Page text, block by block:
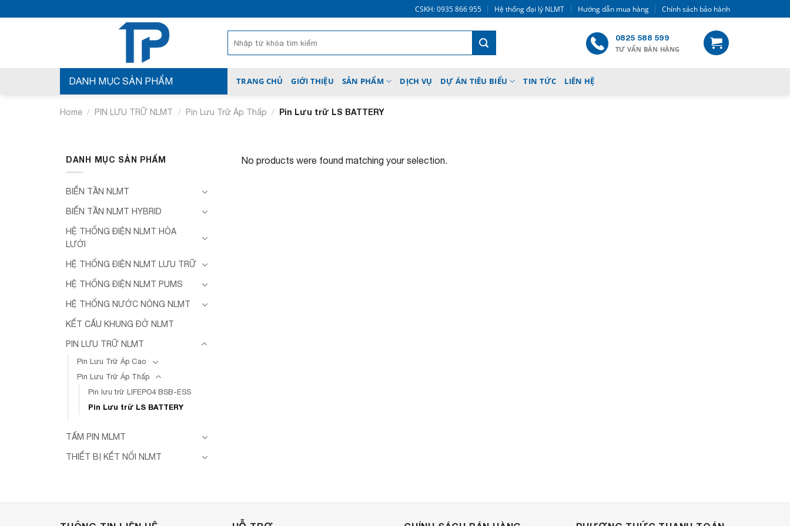
qua
CSKH: 0935 866 955 Hệ thống đại lý NLMT Hướng dẫn mua hàng Chính sách bảo hành
for:
0825 588 599
TƯ VẤN BÁN HÀNG
DANH MỤC SẢN PHẨM TRANG CHỦ GIỚI THIỆU SẢN PHẨM DỊCH VỤ DỰ ÁN TIÊU BIỂU TIN TỨC LIÊN HỆ
Home / PIN LƯU TRỮ NLMT / Pin Lưu Trữ Áp Thấp / Pin Lưu trữ LS BATTERY
DANH MỤC SẢN PHẨM
BIẾN TẦN NLMT
BIẾN TẦN NLMT HYBRID
HỆ THỐNG ĐIỆN NLMT HÒA
LƯỚI
HỆ THỐNG ĐIỆN NLMT LƯU TRỮ
HỆ THỐNG ĐIỆN NLMT PUMS
HỆ THỐNG NƯỚC NÓNG NLMT
KẾT CẤU KHUNG ĐỠ NLMT
PIN LƯU TRỮ NLMT
Pin Lưu Trữ Áp Cao
Pin Lưu Trữ Áp Thấp
Pin lưu trữ LIFEPO4 BSB-ESS
Pin Lưu trữ LS BATTERY
TẤM PIN MLMT
THIẾT BỊ KẾT NỐI NLMT
No products were found matching your selection.